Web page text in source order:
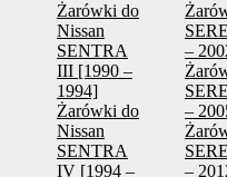
Żarówki do
Nissan
SENTRA
III [1990 –
1994]
Żarówki do
Nissan
SENTRA
IV [1994 –
–
–
–